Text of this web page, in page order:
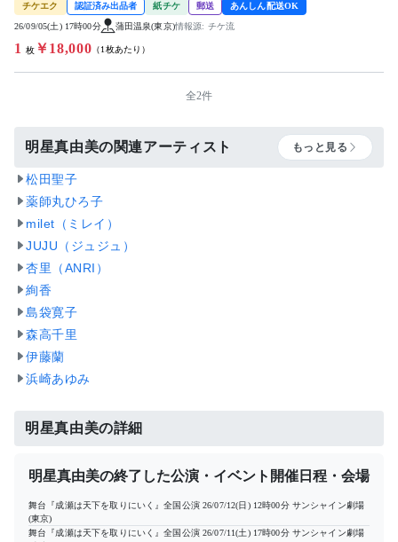
チケエク
認証済み出品者 紙チケ 郵送 あんしん配送OK
26/09/05(土) 17時00分 蒲田温泉(東京)情報源: チケ流
1 枚￥18,000 （1枚あたり）
全2件
明星真由美の関連アーティスト もっと見る
松田聖子
薬師丸ひろ子
milet（ミレイ）
JUJU（ジュジュ）
杏里（ANRI）
絢香
島袋寛子
森高千里
伊藤蘭
浜崎あゆみ
明星真由美の詳細
明星真由美の終了した公演・イベント開催日程・会場
舞台『成瀬は天下を取りにいく』全国公演 26/07/12(日) 12時00分 サンシャイン劇場
(東京)
舞台『成瀬は天下を取りにいく』全国公演 26/07/11(土) 17時00分 サンシャイン劇場